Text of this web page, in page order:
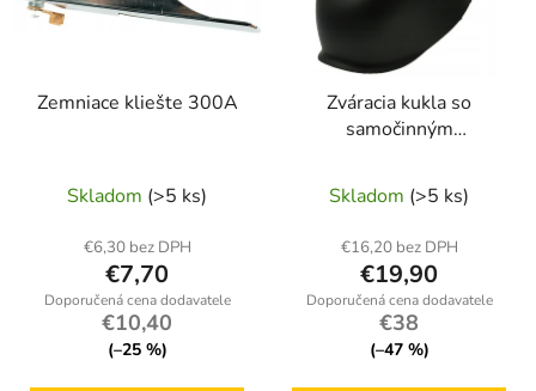
Zemniace kliešte 300A
Skladom (>5 ks)
€6,30 bez DPH
€7,70
€10,40
(–25 %)
Zváracia kukla so
samočinným
Skladom (>5 ks)
€16,20 bez DPH
€19,90
€38
(–47 %)